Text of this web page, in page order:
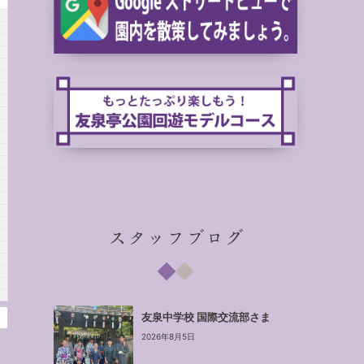
スタッフブログ
友泉中学校 国際交流部さま
2026年8月5日